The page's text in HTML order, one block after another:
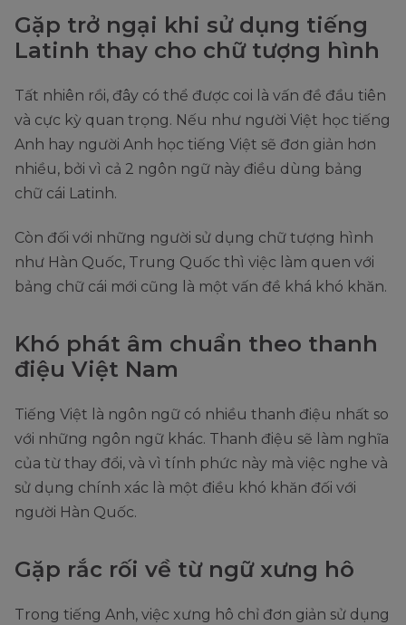
Gặp trở ngại khi sử dụng tiếng
Latinh thay cho chữ tượng hình
Tất nhiên rồi, đây có thể được coi là vấn đề đầu tiên
và cực kỳ quan trọng. Nếu như người Việt học tiếng
Anh hay người Anh học tiếng Việt sẽ đơn giản hơn
nhiều, bởi vì cả 2 ngôn ngữ này điều dùng bảng
chữ cái Latinh.
Còn đối với những người sử dụng chữ tượng hình
như Hàn Quốc, Trung Quốc thì việc làm quen với
bảng chữ cái mới cũng là một vấn đề khá khó khăn.
Khó phát âm chuẩn theo thanh
điệu Việt Nam
Tiếng Việt là ngôn ngữ có nhiều thanh điệu nhất so
với những ngôn ngữ khác. Thanh điệu sẽ làm nghĩa
của từ thay đổi, và vì tính phức này mà việc nghe và
sử dụng chính xác là một điều khó khăn đối với
người Hàn Quốc.
Gặp rắc rối về từ ngữ xưng hô
Trong tiếng Anh, việc xưng hô chỉ đơn giản sử dụng